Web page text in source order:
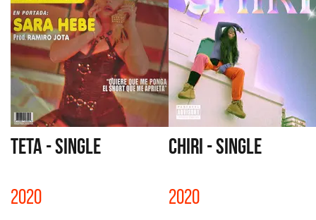
TETA - SINGLE
2020
CHIRI - SINGLE
2020